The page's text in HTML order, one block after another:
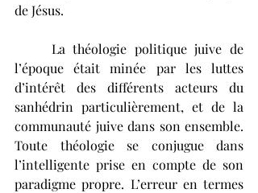
de Jésus.
l’époque était minée par les luttes
d’intérêt des différents acteurs du
sanhédrin particulièrement, et de la
communauté juive dans son ensemble.
Toute théologie se conjugue dans
l’intelligente prise en compte de son
paradigme propre. L’erreur en termes